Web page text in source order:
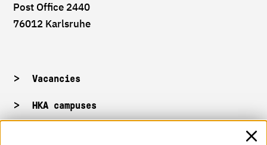
Post Office 2440
76012 Karlsruhe
Vacancies
HKA campuses